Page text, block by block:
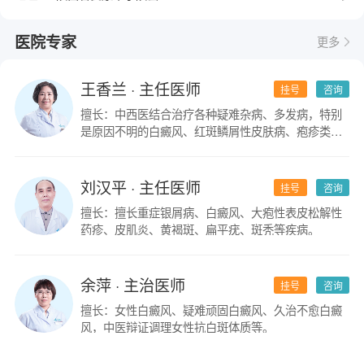
医院专家 更多
咨询
挂号
王香兰 · 主任医师
擅长：中西医结合治疗各种疑难杂病、多发病，特别
是原因不明的白癜风、红斑鳞屑性皮肤病、疱疹类皮
咨询
挂号
刘汉平· 主任医师
擅长：擅长重症银屑病、白癜风、大疱性表皮松解性
药疹、皮肌炎、黄褐斑、扁平疣、斑秃等疾病。
咨询
挂号
余萍· 主治医师
擅长：女性白癜风、疑难顽固白癜风、久治不愈白癜
风，中医辩证调理女性抗白斑体质等。